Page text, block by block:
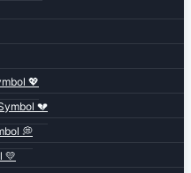
💖
💔
💭
💛